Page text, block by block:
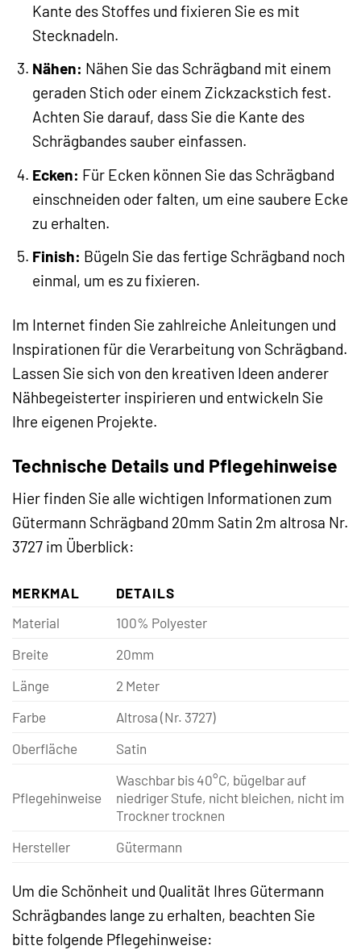
Kante des Stoffes und fixieren Sie es mit
Stecknadeln.
Nähen: Nähen Sie das Schrägband mit einem
geraden Stich oder einem Zickzackstich fest.
Achten Sie darauf, dass Sie die Kante des
Schrägbandes sauber einfassen.
Ecken: Für Ecken können Sie das Schrägband
einschneiden oder falten, um eine saubere Ecke
zu erhalten.
Finish: Bügeln Sie das fertige Schrägband noch
einmal, um es zu fixieren.
Im Internet finden Sie zahlreiche Anleitungen und
Inspirationen für die Verarbeitung von Schrägband.
Lassen Sie sich von den kreativen Ideen anderer
Nähbegeisterter inspirieren und entwickeln Sie
Ihre eigenen Projekte.
Technische Details und Pflegehinweise
Hier finden Sie alle wichtigen Informationen zum
Gütermann Schrägband 20mm Satin 2m altrosa Nr.
3727 im Überblick:
MERKMAL
DETAILS
Material
100% Polyester
Breite
20mm
Länge
2 Meter
Farbe
Altrosa (Nr. 3727)
Oberfläche
Satin
Pflegehinweise
Waschbar bis 40°C, bügelbar auf
niedriger Stufe, nicht bleichen, nicht im
Trockner trocknen
Hersteller
Gütermann
Um die Schönheit und Qualität Ihres Gütermann
Schrägbandes lange zu erhalten, beachten Sie
bitte folgende Pflegehinweise: